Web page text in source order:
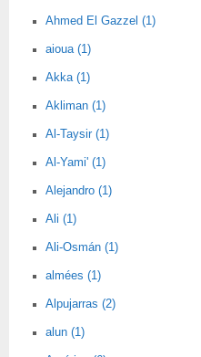
Ahmed El Gazzel (1)
aioua (1)
Akka (1)
Akliman (1)
Al-Taysir (1)
Al-Yami' (1)
Alejandro (1)
Ali (1)
Ali-Osmán (1)
almées (1)
Alpujarras (2)
alun (1)